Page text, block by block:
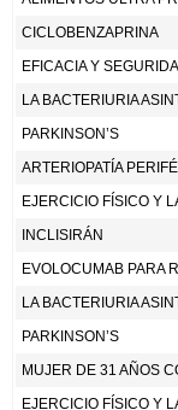
CICLOBENZAPRINA
LA BACTERIURIA
PARKINSON’S
ARTERIOPATÍA
EJERCICIO FÍSICO Y
INCLISIRÁN
LA BACTERIURIA
PARKINSON’S
EJERCICIO FÍSICO Y